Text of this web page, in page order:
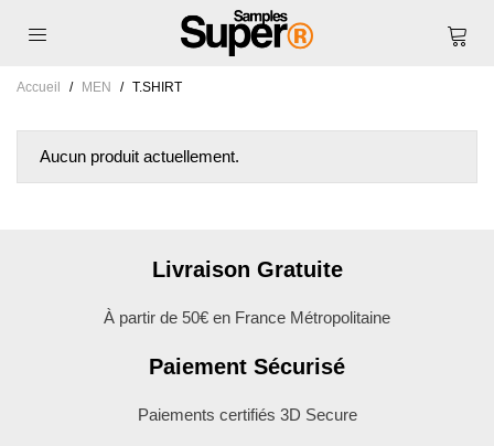
Accueil / MEN / T.SHIRT
Aucun produit actuellement.
Livraison Gratuite
À partir de 50€ en France Métropolitaine
Paiement Sécurisé
Paiements certifiés 3D Secure